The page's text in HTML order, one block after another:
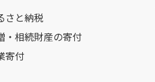
さと納税
・相続財産の寄付
寄付